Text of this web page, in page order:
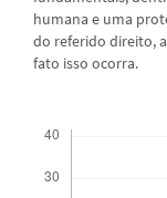
humana e uma
do referido direito,
fato isso ocorra.